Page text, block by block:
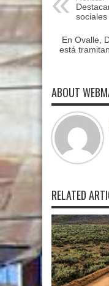
En Ovalle,
está
ABOUT
RELATED